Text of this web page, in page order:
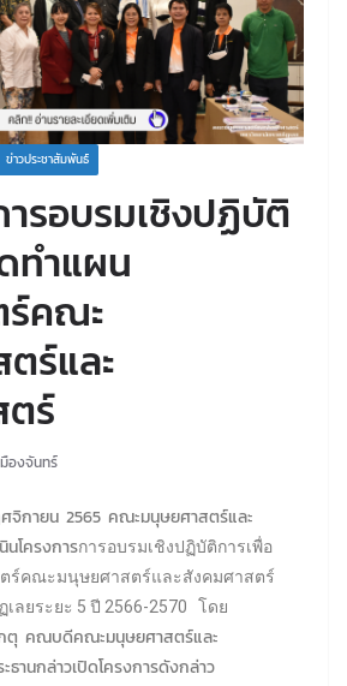
ข่าวประชาสัมพันธ์
ารอบรมเชิงปฏิบัติ
ทำแผน
คณะ
ร์และ
ร์
องจันทร์
จิกายน 2565 คณะมนุษยศาสตร์และ
โครงการการอบรมเชิงปฏิบัติการเพื่อ
ร์คณะมนุษยศาสตร์และสังคมศาสตร์
ลยระยะ 5 ปี 2566-2570 โดย
กตุ คณบดีคณะมนุษยศาสตร์และ
านกล่าวเปิดโครงการดังกล่าว